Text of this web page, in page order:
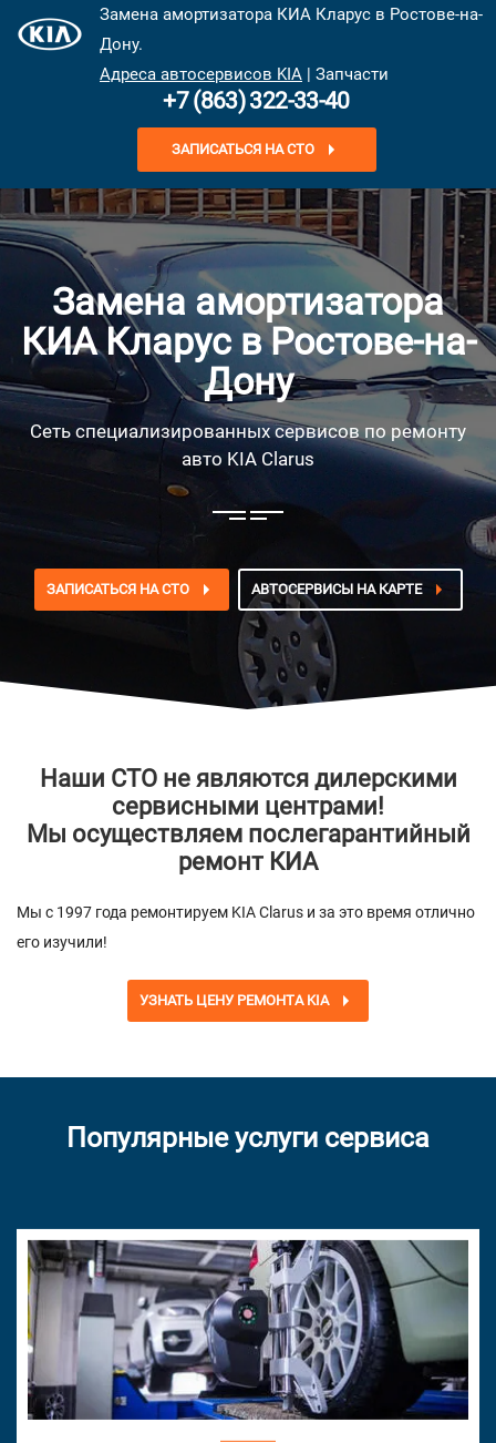
Замена амортизатора КИА Кларус в Ростове-на-
Дону.
Адреса автосервисов KIA | Запчасти
+7 (863) 322-33-40
ЗАПИСАТЬСЯ НА СТО
Замена амортизатора
КИА Кларус в Ростове-на-
Дону
Сеть специализированных сервисов по ремонту
авто KIA Clarus
ЗАПИСАТЬСЯ НА СТО АВТОСЕРВИСЫ НА КАРТЕ
Наши СТО не являются дилерскими
сервисными центрами!
Мы осуществляем послегарантийный
ремонт КИА
Мы с 1997 года ремонтируем KIA Clarus и за это время отлично
его изучили!
УЗНАТЬ ЦЕНУ РЕМОНТА KIA
Популярные услуги сервиса